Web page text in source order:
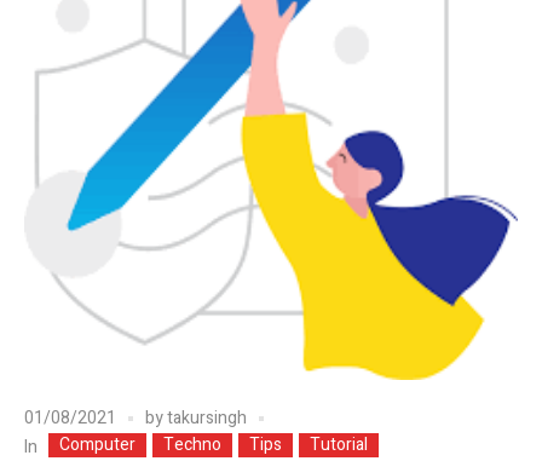
01/08/2021 bytakursingh
In
Computer Techno Tips Tutorial